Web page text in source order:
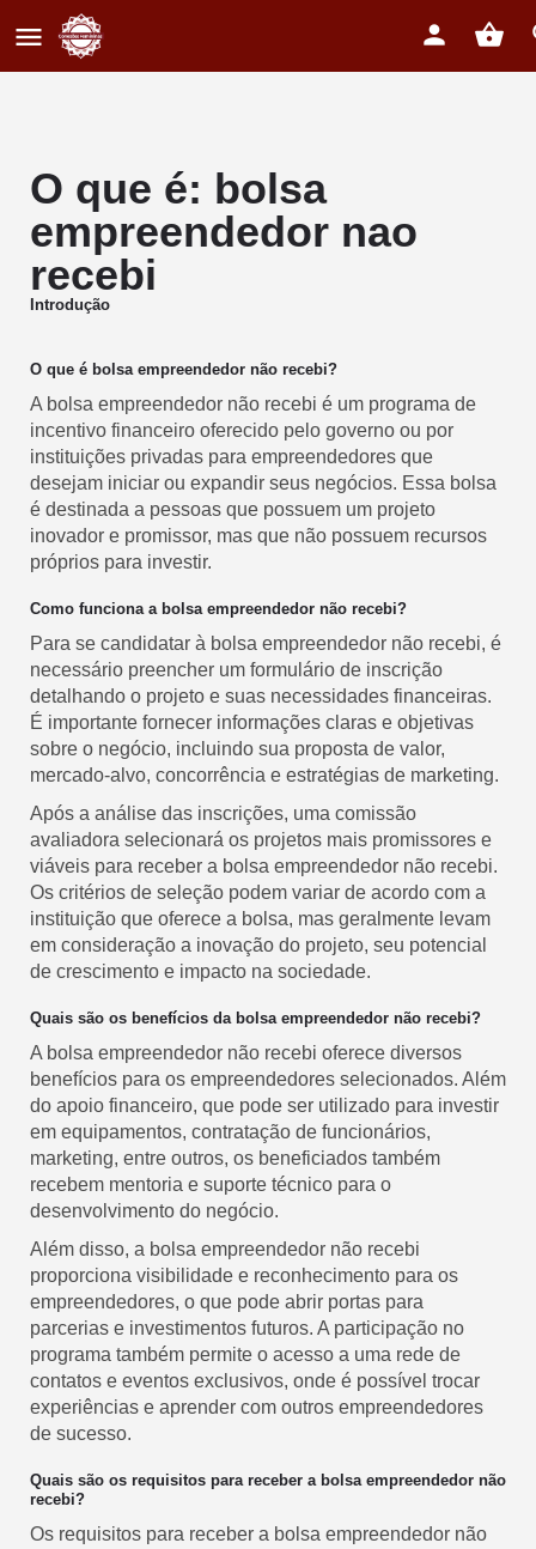
O que é: bolsa
empreendedor nao
recebi
Introdução
O que é bolsa empreendedor não recebi?
A bolsa empreendedor não recebi é um programa de
incentivo financeiro oferecido pelo governo ou por
instituições privadas para empreendedores que
desejam iniciar ou expandir seus negócios. Essa bolsa
é destinada a pessoas que possuem um projeto
inovador e promissor, mas que não possuem recursos
próprios para investir.
Como funciona a bolsa empreendedor não recebi?
Para se candidatar à bolsa empreendedor não recebi, é
necessário preencher um formulário de inscrição
detalhando o projeto e suas necessidades financeiras.
É importante fornecer informações claras e objetivas
sobre o negócio, incluindo sua proposta de valor,
mercado-alvo, concorrência e estratégias de marketing.
Após a análise das inscrições, uma comissão
avaliadora selecionará os projetos mais promissores e
viáveis para receber a bolsa empreendedor não recebi.
Os critérios de seleção podem variar de acordo com a
instituição que oferece a bolsa, mas geralmente levam
em consideração a inovação do projeto, seu potencial
de crescimento e impacto na sociedade.
Quais são os benefícios da bolsa empreendedor não recebi?
A bolsa empreendedor não recebi oferece diversos
benefícios para os empreendedores selecionados. Além
do apoio financeiro, que pode ser utilizado para investir
em equipamentos, contratação de funcionários,
marketing, entre outros, os beneficiados também
recebem mentoria e suporte técnico para o
desenvolvimento do negócio.
Além disso, a bolsa empreendedor não recebi
proporciona visibilidade e reconhecimento para os
empreendedores, o que pode abrir portas para
parcerias e investimentos futuros. A participação no
programa também permite o acesso a uma rede de
contatos e eventos exclusivos, onde é possível trocar
experiências e aprender com outros empreendedores
de sucesso.
Quais são os requisitos para receber a bolsa empreendedor não
recebi?
Os requisitos para receber a bolsa empreendedor não